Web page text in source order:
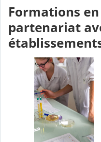
Formations
partenariat